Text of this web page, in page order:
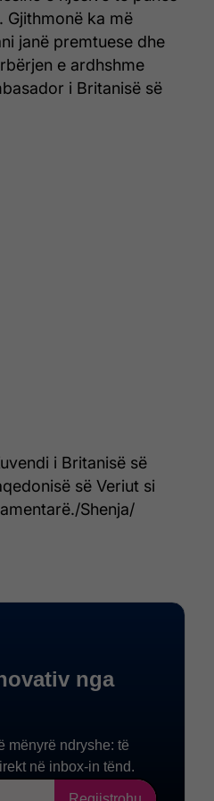
Gjithmonë ka më
janë premtuese dhe
e ardhshme
i Britanisë së
i Britanisë së
së Veriut si
Shenja/